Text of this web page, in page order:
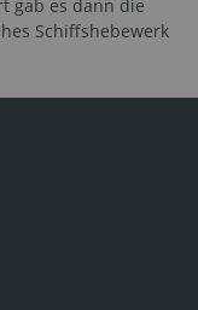
gab es dann die
Schiffshebewerk